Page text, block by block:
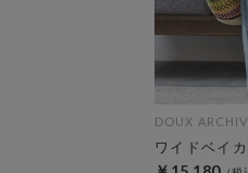
DOUX
ワイドベイ